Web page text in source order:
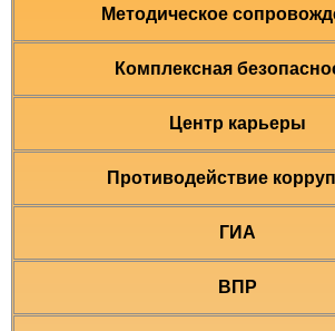
Методическое
Комплексная
Центр карьеры
Противодействие
ГИА
ВПР